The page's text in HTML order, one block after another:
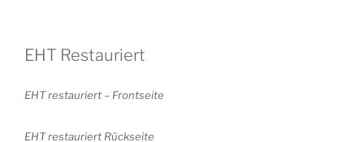
EHT Restauriert
EHT restauriert – Frontseite
EHT restauriert Rückseite